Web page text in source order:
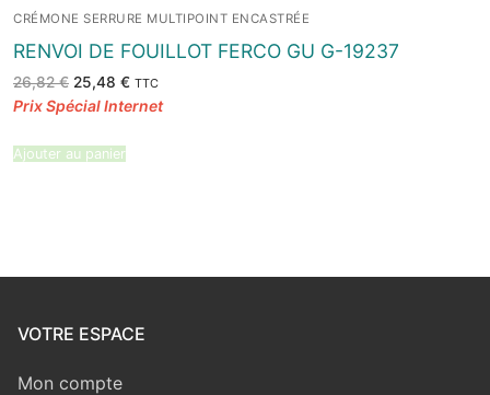
CRÉMONE SERRURE MULTIPOINT ENCASTRÉE
RENVOI DE FOUILLOT FERCO GU G-19237
26,82€ Le
prix
initial
25,48 €Le
actuel
TTC
Ajouter au panier
VOTRE ESPACE
Mon compte